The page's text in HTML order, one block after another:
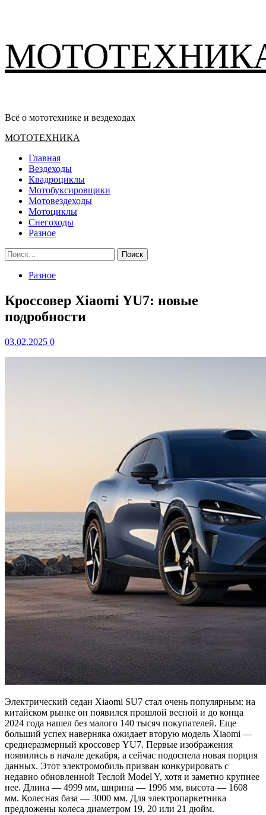
содержимому
Всё о мототехнике и вездеходах
Основное
МОТОТЕХНИКА
Главная
Вездеходы
Квадроциклы
Мотобуксировщики
Мотовездеходы
Мотоциклы
Снегоходы
Разное
Найти:
Разное
Кроссовер Xiaomi YU7: новые
подробности
03.02.2025 0
Электрический седан Xiaomi SU7 стал очень популярным: на
китайском рынке он появился прошлой весной и до конца
2024 года нашел без малого 140 тысяч покупателей. Еще
больший успех наверняка ожидает вторую модель Xiaomi —
среднеразмерный кроссовер YU7. Первые изображения
появились в начале декабря, а сейчас подоспела новая порция
данных. Этот электромобиль призван конкурировать с
недавно обновленной Теслой Model Y, хотя и заметно крупнее
нее. Длина — 4999 мм, ширина — 1996 мм, высота — 1608
мм. Колесная база — 3000 мм. Для электропаркетника
предложены колеса диаметром 19, 20 или 21 дюйм.